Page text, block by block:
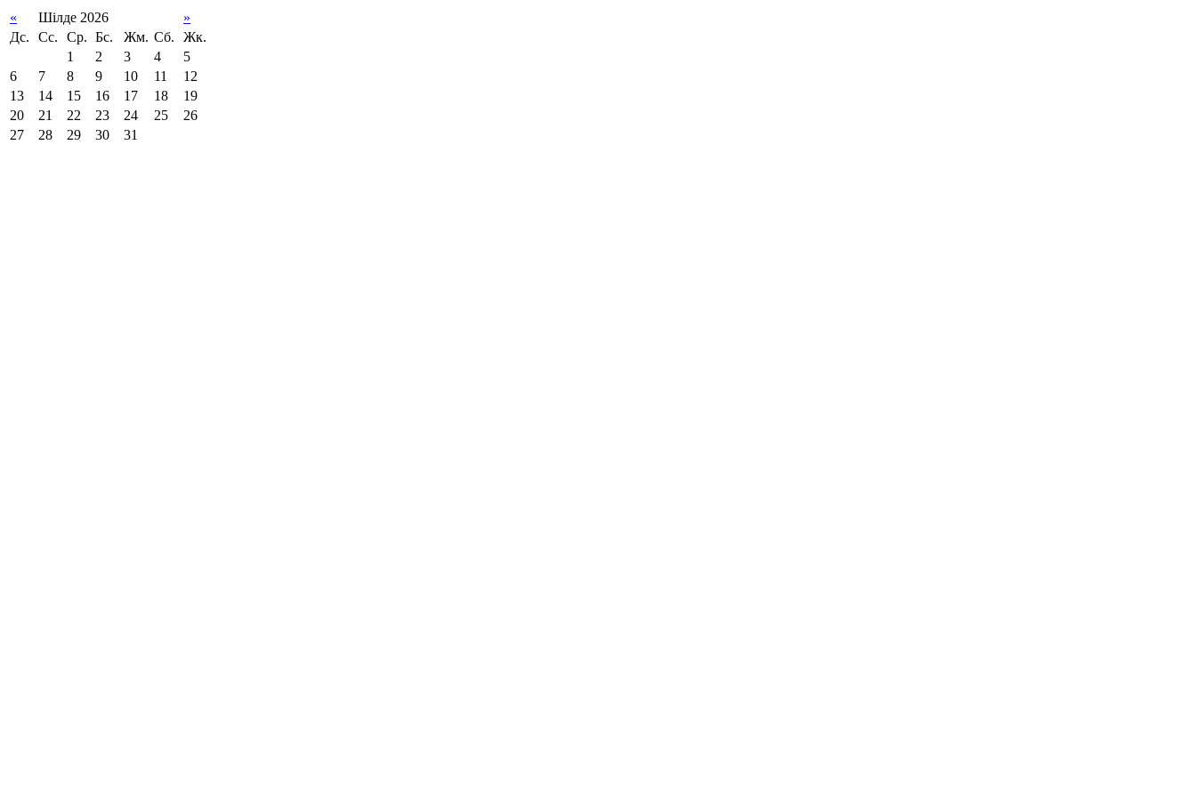
« Шілде 2026
»
Дс.
Сс. Ср. Бс. Жм. Сб.
Жк.
1
2 3 4
5
6
7 8 9 10 11
12
13
14 15 16 17 18
19
20
21 22 23 24 25
26
27
28 29 30 31